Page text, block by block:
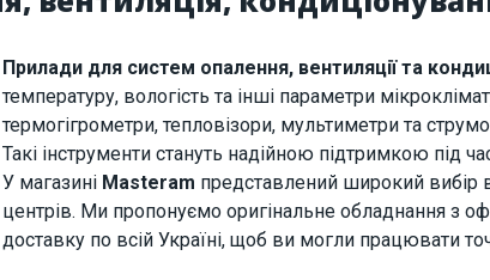
Прилади для систем опалення, вентиляції та
температуру, вологість та інші параметри
термогігрометри, тепловізори, мультиметри та
Такі інструменти стануть надійною підтримкою під
У магазині Masteram представлений широкий вибір
центрів. Ми пропонуємо оригінальне обладнання з
доставку по всій Україні, щоб ви могли працювати